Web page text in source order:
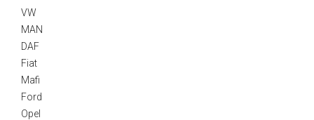
VW
MAN
DAF
Fiat
Mafi
Ford
Opel